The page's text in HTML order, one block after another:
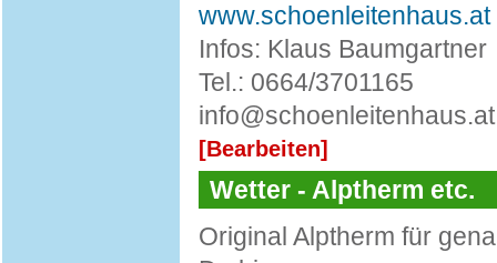
www.schoenleitenhaus.at
Infos: Klaus Baumgartner
Tel.: 0664/3701165
info@schoenleitenhaus.at
[Bearbeiten]
Wetter - Alptherm etc.
Original Alptherm für